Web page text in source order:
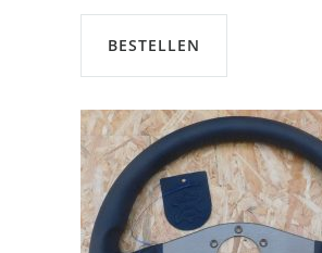
BESTELLEN